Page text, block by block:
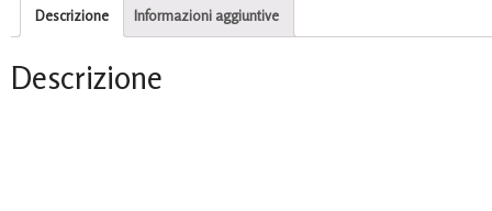
Descrizione Informazioni aggiuntive
Descrizione